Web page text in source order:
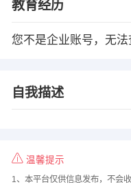
教育经历
您不是企业账号，无法
自我描述
温馨提示
1、本平台仅供信息发布，不会